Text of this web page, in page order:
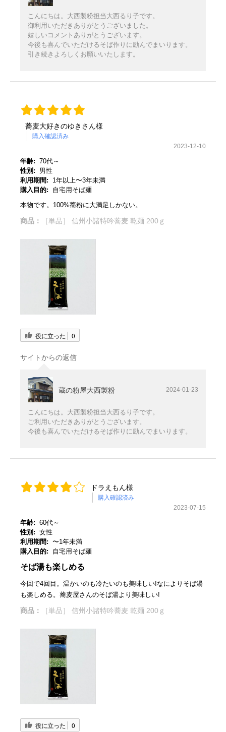
こんにちは。大西製粉担当大西るり子です。
御利用いただきありがとうございました。
嬉しいコメントありがとうございます。
今後も喜んでいただけるそば作りに励んでまいります。
引き続きよろしくお願いいたします。
蕎麦大好きのゆきさん様
購入確認済み
2023-12-10
年齢: 70代～
性別:
男性
利用期間:
1年以上〜3年未満
購入目的:
自宅用そば麺
本物です。100%蕎粉に大満足しかない。
商品： ［単品］ 信州小諸特吟蕎麦 乾麺 200ｇ
役に立った 0
サイトからの返信
蔵の粉屋大西製粉 2024-01-23
こんにちは。大西製粉担当大西るり子です。
ご利用いただきありがとうございます。
今後も喜んでいただけるそば作りに励んでまいります。
ドラえもん様
購入確認済み
2023-07-15
年齢: 60代～
性別: 女性
利用期間: 〜1年未満
購入目的:
自宅用そば麺
そば湯も楽しめる
今回で4回目。温かいのも冷たいのも美味しい!なによりそば湯
も楽しめる。蕎麦屋さんのそば湯より美味しい!
商品： ［単品］ 信州小諸特吟蕎麦 乾麺 200ｇ
役に立った 0